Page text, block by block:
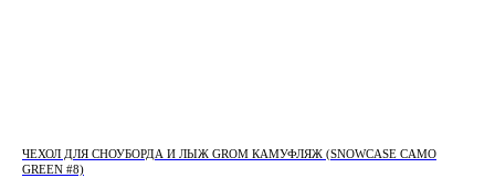
ЧЕХОЛ ДЛЯ СНОУБОРДА И ЛЫЖ GROM КАМУФЛЯЖ (SNOWCASE CAMO
GREEN #8)